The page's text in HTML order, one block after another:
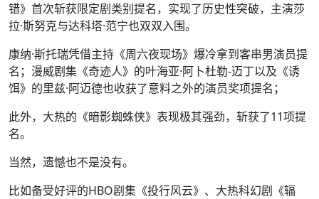
错》首次斩获限定剧类别提名，实现了历史性突破，主演莎
拉·斯努克与达科塔·范宁也双双入围。
康纳·斯托瑞凭借主持《周六夜现场》爆冷拿到客串男演员提
名；漫威剧集《奇迹人》的叶海亚·阿卜杜勒-迈丁以及《诱
饵》的里兹·阿迈德也收获了意料之外的演员奖项提名；
此外，大热的《暗影蜘蛛侠》表现极其强劲，斩获了11项提
名。
当然，遗憾也不是没有。
比如备受好评的HBO剧集《投行风云》、大热科幻剧《辐